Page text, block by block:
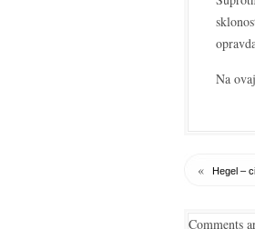
Na
« Hegel –
Comments